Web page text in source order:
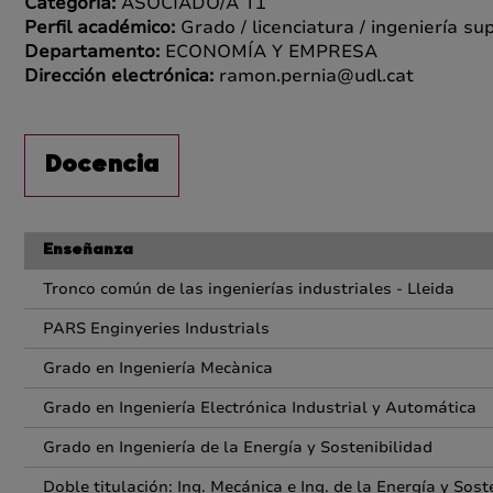
Perfil académico: Grado / licenciatura / ingeniería
Departamento: ECONOMÍA Y EMPRESA
Dirección electrónica: ramon.pernia@udl.cat
Docencia
Enseñanza
Tronco común de las ingenierías industriales - Lleida
PARS Enginyeries Industrials
Grado en Ingeniería Mecànica
Grado en Ingeniería Electrónica Industrial y Automática
Grado en Ingeniería de la Energía y Sostenibilidad
Doble titulación: Ing. Mecánica e Ing. de la Energía y